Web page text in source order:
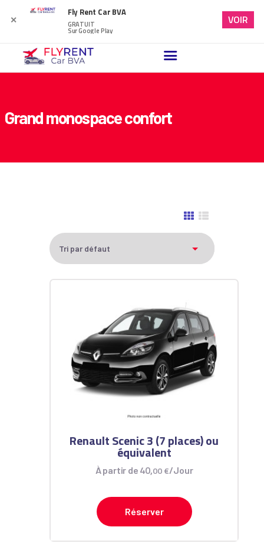
Grand monospace confort
NOTRE BLOG
Renault Scenic 3 (7 places) ou
équivalent
À partir de 40,00 €/Jour
Réserver
✕
Fly Rent Car BVA
GRATUIT
Sur Google Play
VOIR